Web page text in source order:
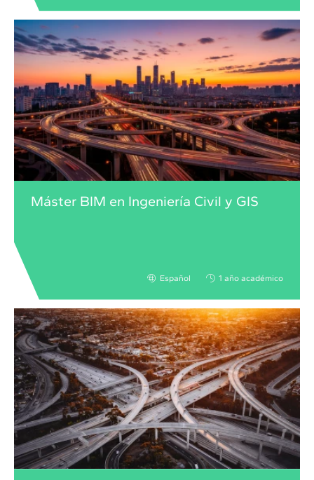
Máster BIM en Ingeniería Civil y GIS
Español 1 año académico